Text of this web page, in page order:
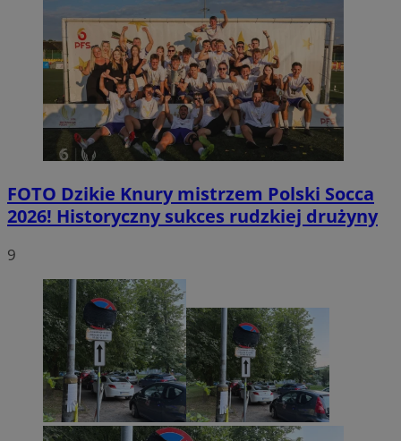
FOTO Dzikie Knury mistrzem Polski Socca
2026! Historyczny sukces rudzkiej drużyny
9